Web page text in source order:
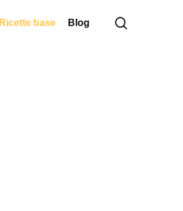
Ricette base Blog